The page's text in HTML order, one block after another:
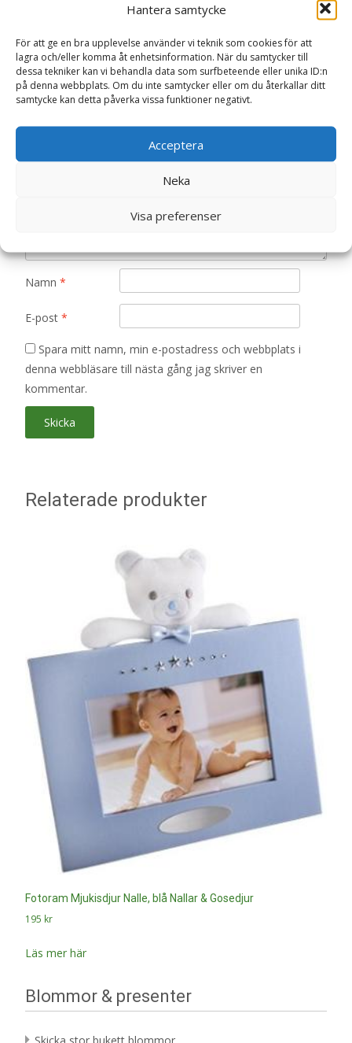
Hantera samtycke
För att ge en bra upplevelse använder vi teknik som cookies för att
lagra och/eller komma åt enhetsinformation. När du samtycker till
dessa tekniker kan vi behandla data som surfbeteende eller unika ID:n
på denna webbplats. Om du inte samtycker eller om du återkallar ditt
samtycke kan detta påverka vissa funktioner negativt.
Acceptera
Neka
Visa preferenser
Bli först med att recensera ”Nightcap,
spöke med hatt – TY Gosedjur Nallar &
Gosedjur”
Din e-postadress kommer inte publiceras. Obligatoriska fält
är märkta *
Ditt betyg*
Namn *
E-post *
Spara mitt namn, min e-postadress och webbplats i
denna webbläsare till nästa gång jag skriver en
kommentar.
Relaterade produkter
Fotoram Mjukisdjur Nalle, blå Nallar & Gosedjur
195 kr
Läs mer här
Blommor & presenter